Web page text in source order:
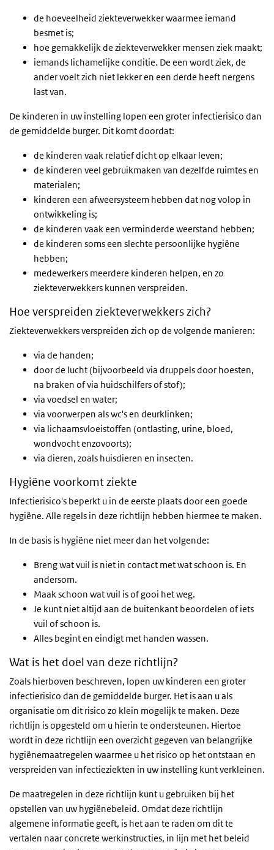
de hoeveelheid ziekteverwekker waarmee iemand
besmet is;
hoe gemakkelijk de ziekteverwekker mensen ziek maakt;
iemands lichamelijke conditie. De een wordt ziek, de
ander voelt zich niet lekker en een derde heeft nergens
last van.
De kinderen in uw instelling lopen een groter infectierisico dan
de gemiddelde burger. Dit komt doordat:
de kinderen vaak relatief dicht op elkaar leven;
de kinderen veel gebruikmaken van dezelfde ruimtes en
materialen;
kinderen een afweersysteem hebben dat nog volop in
ontwikkeling is;
de kinderen vaak een verminderde weerstand hebben;
de kinderen soms een slechte persoonlijke hygiëne
hebben;
medewerkers meerdere kinderen helpen, en zo
ziekteverwekkers kunnen verspreiden.
Hoe verspreiden ziekteverwekkers zich?
Ziekteverwekkers verspreiden zich op de volgende manieren:
via de handen;
door de lucht (bijvoorbeeld via druppels door hoesten,
na braken of via huidschilfers of stof);
via voedsel en water;
via voorwerpen als wc's en deurklinken;
via lichaamsvloeistoffen (ontlasting, urine, bloed,
wondvocht enzovoorts);
via dieren, zoals huisdieren en insecten.
Hygiëne voorkomt ziekte
Infectierisico's beperkt u in de eerste plaats door een goede
hygiëne. Alle regels in deze richtlijn hebben hiermee te maken.
In de basis is hygiëne niet meer dan het volgende:
Breng wat vuil is niet in contact met wat schoon is. En
andersom.
Maak schoon wat vuil is of gooi het weg.
Je kunt niet altijd aan de buitenkant beoordelen of iets
vuil of schoon is.
Alles begint en eindigt met handen wassen.
Wat is het doel van deze richtlijn?
Zoals hierboven beschreven, lopen uw kinderen een groter
infectierisico dan de gemiddelde burger. Het is aan u als
organisatie om dit risico zo klein mogelijk te maken. Deze
richtlijn is opgesteld om u hierin te ondersteunen. Hiertoe
wordt in deze richtlijn een overzicht gegeven van belangrijke
hygiënemaatregelen waarmee u het risico op het ontstaan en
verspreiden van infectieziekten in uw instelling kunt verkleinen.
De maatregelen in deze richtlijn kunt u gebruiken bij het
opstellen van uw hygiënebeleid. Omdat deze richtlijn
algemene informatie geeft, is het aan te raden om dit te
vertalen naar concrete werkinstructies, in lijn met het beleid